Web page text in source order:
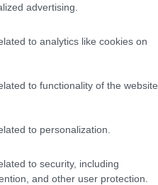
advertising.
to analytics like cookies on
to functionality of the website
to personalization.
to security, including
and other user protection.
az árát, mint minden
- mondja az interjúban
mert szerinte „sokkal
azt, hogy csak úgy
hosszú távon 400-500
távon is optimista.